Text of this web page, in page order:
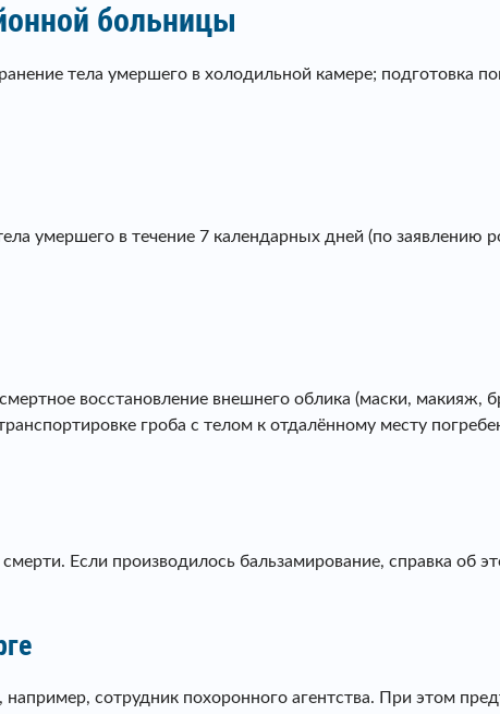
больницы
тела умершего в холодильной камере; подготовка
умершего в течение 7 календарных дней (по заявлению
восстановление внешнего облика (маски, макияж,
гроба с телом к отдалённому месту
Если производилось бальзамирование, справка об
сотрудник похоронного агентства. При этом